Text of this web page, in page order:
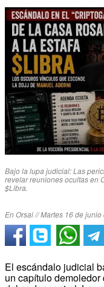
Bajo la lupa judicial: Las
revelar reuniones ocultas en
$Libra.
En Orsai // Martes 16 de
El escándalo judicial
un capítulo